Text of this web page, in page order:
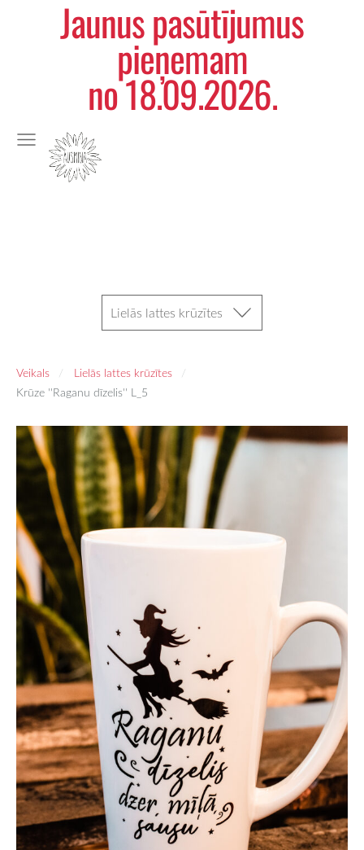
Jaunus pasūtījumus
pieņemam
no 18.09.2026.
Lielās lattes krūzītes
Veikals
Lielās lattes krūzītes
Krūze ''Raganu dīzelis'' L_5